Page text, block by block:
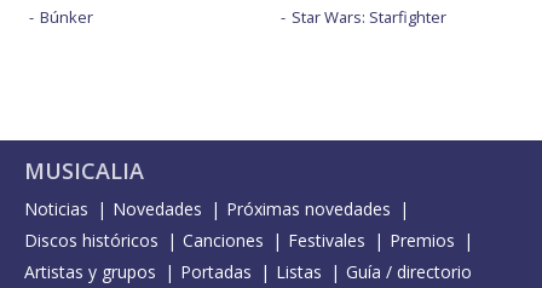
Búnker
Star Wars: Starfighter
MUSICALIA
Noticias Novedades
Próximas novedades
Discos históricos
Canciones Festivales
Premios
Artistas y grupos
Portadas Listas Guía / directorio